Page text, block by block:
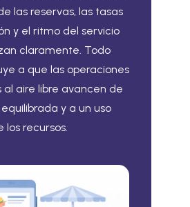
las reservas, las tasas
y el ritmo del servicio
claramente. Todo
a que las operaciones
al aire libre avancen de
y a un uso
recursos.